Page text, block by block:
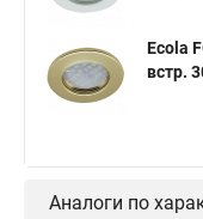
Ecola
встр.
Аналоги по